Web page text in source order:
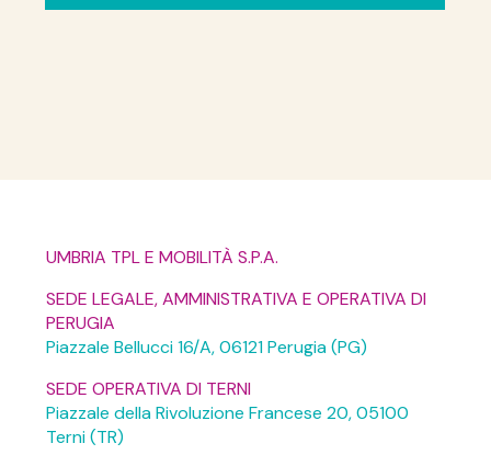
UMBRIA TPL E MOBILITÀ S.P.A.
SEDE LEGALE, AMMINISTRATIVA E OPERATIVA DI
PERUGIA
Piazzale Bellucci 16/A, 06121 Perugia (PG)
SEDE OPERATIVA DI TERNI
Piazzale della Rivoluzione Francese 20, 05100
Terni (TR)